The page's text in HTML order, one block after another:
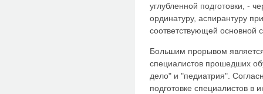
углубленной подготовки, -
ординатуру, аспирантуру
соответствующей основной
Большим прорывом
специалистов прошедших
дело" и "педиатрия".
подготовке специалистов в